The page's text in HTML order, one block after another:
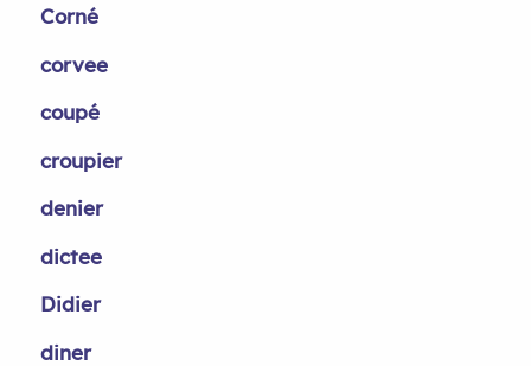
Corné
corvee
coupé
croupier
denier
dictee
Didier
diner